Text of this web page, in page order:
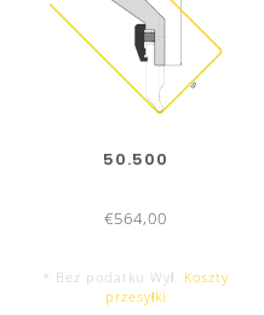
50.500
€564,00
* Bez podatku Wył. Koszty
przesyłki